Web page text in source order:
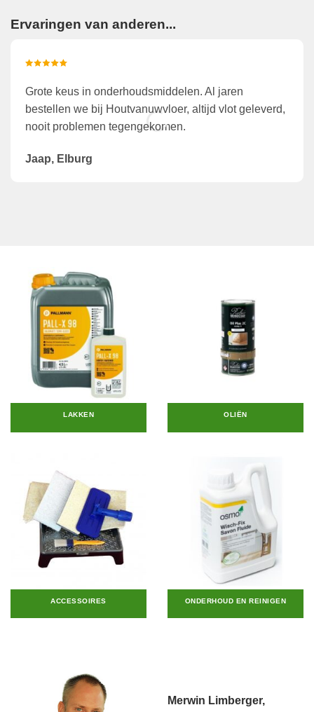
Ervaringen van anderen...
Grote keus in onderhoudsmiddelen. Al jaren
bestellen we bij Houtvanuwvloer, altijd vlot geleverd,
nooit problemen tegengekomen.
Jaap, Elburg
LAKKEN OLIËN
ACCESSOIRES ONDERHOUD EN REINIGEN
Merwin Limberger,